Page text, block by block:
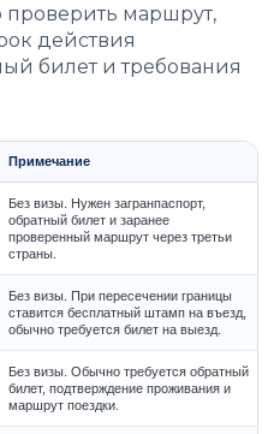
маршрут,
действия
билет и требования
Примечание
Без визы. Нужен загранпаспорт,
обратный билет и заранее
проверенный маршрут через третьи
страны.
Без визы. При пересечении границы
ставится бесплатный штамп на въезд,
обычно требуется билет на выезд.
Без визы. Обычно требуется обратный
билет, подтверждение проживания и
маршрут поездки.